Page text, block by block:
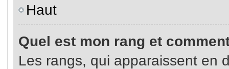
Haut
Quel est mon rang et
Les rangs, qui apparaissent en